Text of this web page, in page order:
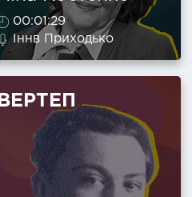
00:01:29
Іннв Приходько
ВЕРТЕП